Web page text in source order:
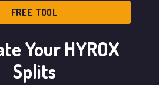
FREE TOOL
Your HYROX
Splits